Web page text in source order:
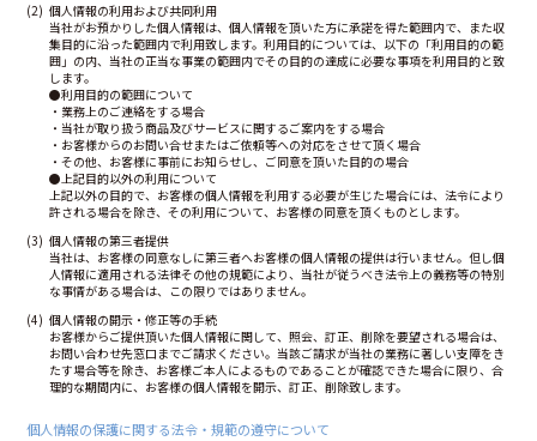
個人情報の利用および共同利用
当社がお預かりした個人情報は、個人情報を頂いた方に承諾を得た範囲内で、また収
集目的に沿った範囲内で利用致します。利用目的については、以下の「利用目的の範
囲」の内、当社の正当な事業の範囲内でその目的の達成に必要な事項を利用目的と致
します。
●利用目的の範囲について
・業務上のご連絡をする場合
・当社が取り扱う商品及びサービスに関するご案内をする場合
・お客様からのお問い合せまたはご依頼等への対応をさせて頂く場合
・その他、お客様に事前にお知らせし、ご同意を頂いた目的の場合
●上記目的以外の利用について
上記以外の目的で、お客様の個人情報を利用する必要が生じた場合には、法令により
許される場合を除き、その利用について、お客様の同意を頂くものとします。
個人情報の第三者提供
当社は、お客様の同意なしに第三者へお客様の個人情報の提供は行いません。但し個
人情報に適用される法律その他の規範により、当社が従うべき法令上の義務等の特別
な事情がある場合は、この限りではありません。
個人情報の開示・修正等の手続
お客様からご提供頂いた個人情報に関して、照会、訂正、削除を要望される場合は、
お問い合わせ先窓口までご請求ください。当該ご請求が当社の業務に著しい支障をき
たす場合等を除き、お客様ご本人によるものであることが確認できた場合に限り、合
理的な期間内に、お客様の個人情報を開示、訂正、削除致します。
個人情報の保護に関する法令・規範の遵守について